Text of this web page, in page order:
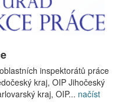
inspektorátů práce
kraj, OIP Jihočeský
kraj, OIP... načíst